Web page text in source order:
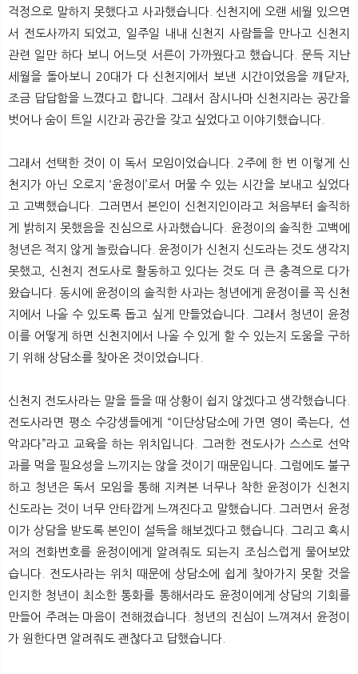
걱정으로 말하지 못했다고 사과했습니다. 신천지에 오랜 세월 있으면
서 전도사까지 되었고, 일주일 내내 신천지 사람들을 만나고 신천지
관련 일만 하다 보니 어느덧 서른이 가까웠다고 했습니다. 문득 지난
세월을 돌아보니 20대가 다 신천지에서 보낸 시간이었음을 깨닫자,
조금 답답함을 느꼈다고 합니다. 그래서 잠시나마 신천지라는 공간을
벗어나 숨이 트일 시간과 공간을 갖고 싶었다고 이야기했습니다.
그래서 선택한 것이 이 독서 모임이었습니다. 2주에 한 번 이렇게 신
천지가 아닌 오로지 ‘윤정이’로서 머물 수 있는 시간을 보내고 싶었다
고 고백했습니다. 그러면서 본인이 신천지인이라고 처음부터 솔직하
게 밝히지 못했음을 진심으로 사과했습니다. 윤정이의 솔직한 고백에
청년은 적지 않게 놀랐습니다. 윤정이가 신천지 신도라는 것도 생각지
못했고, 신천지 전도사로 활동하고 있다는 것도 더 큰 충격으로 다가
왔습니다. 동시에 윤정이의 솔직한 사과는 청년에게 윤정이를 꼭 신천
지에서 나올 수 있도록 돕고 싶게 만들었습니다. 그래서 청년이 윤정
이를 어떻게 하면 신천지에서 나올 수 있게 할 수 있는지 도움을 구하
기 위해 상담소를 찾아온 것이었습니다.
신천지 전도사라는 말을 들을 때 상황이 쉽지 않겠다고 생각했습니다.
전도사라면 평소 수강생들에게 “이단상담소에 가면 영이 죽는다, 선
악과다”라고 교육을 하는 위치입니다. 그러한 전도사가 스스로 선악
과를 먹을 필요성을 느끼지는 않을 것이기 때문입니다. 그럼에도 불구
하고 청년은 독서 모임을 통해 지켜본 너무나 착한 윤정이가 신천지
신도라는 것이 너무 안타깝게 느껴진다고 말했습니다. 그러면서 윤정
이가 상담을 받도록 본인이 설득을 해보겠다고 했습니다. 그리고 혹시
저의 전화번호를 윤정이에게 알려줘도 되는지 조심스럽게 물어보았
습니다. 전도사라는 위치 때문에 상담소에 쉽게 찾아가지 못할 것을
인지한 청년이 최소한 통화를 통해서라도 윤정이에게 상담의 기회를
만들어 주려는 마음이 전해졌습니다. 청년의 진심이 느껴져서 윤정이
가 원한다면 알려줘도 괜찮다고 답했습니다.